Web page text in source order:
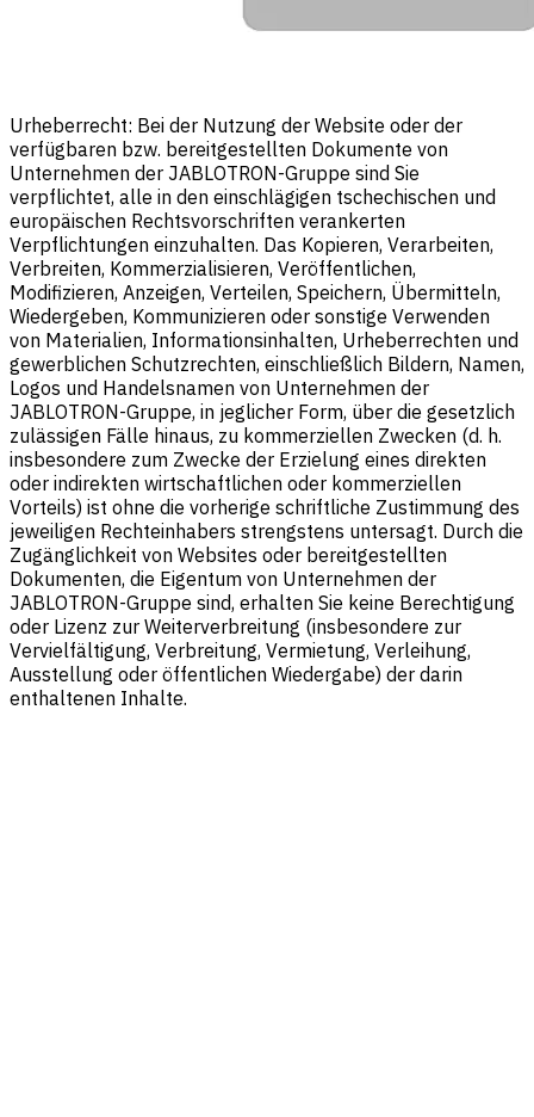
Urheberrecht: Bei der Nutzung der Website oder der
verfügbaren bzw. bereitgestellten Dokumente von
Unternehmen der JABLOTRON-Gruppe sind Sie
verpflichtet, alle in den einschlägigen tschechischen und
europäischen Rechtsvorschriften verankerten
Verpflichtungen einzuhalten. Das Kopieren, Verarbeiten,
Verbreiten, Kommerzialisieren, Veröffentlichen,
Modifizieren, Anzeigen, Verteilen, Speichern, Übermitteln,
Wiedergeben, Kommunizieren oder sonstige Verwenden
von Materialien, Informationsinhalten, Urheberrechten und
gewerblichen Schutzrechten, einschließlich Bildern, Namen,
Logos und Handelsnamen von Unternehmen der
JABLOTRON-Gruppe, in jeglicher Form, über die gesetzlich
zulässigen Fälle hinaus, zu kommerziellen Zwecken (d. h.
insbesondere zum Zwecke der Erzielung eines direkten
oder indirekten wirtschaftlichen oder kommerziellen
Vorteils) ist ohne die vorherige schriftliche Zustimmung des
jeweiligen Rechteinhabers strengstens untersagt. Durch die
Zugänglichkeit von Websites oder bereitgestellten
Dokumenten, die Eigentum von Unternehmen der
JABLOTRON-Gruppe sind, erhalten Sie keine Berechtigung
oder Lizenz zur Weiterverbreitung (insbesondere zur
Vervielfältigung, Verbreitung, Vermietung, Verleihung,
Ausstellung oder öffentlichen Wiedergabe) der darin
enthaltenen Inhalte.